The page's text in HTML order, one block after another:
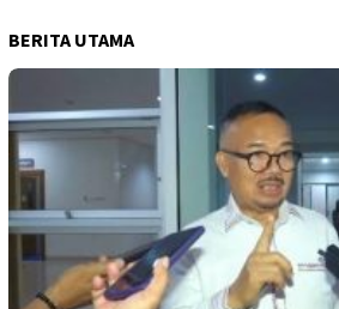
BERITA UTAMA